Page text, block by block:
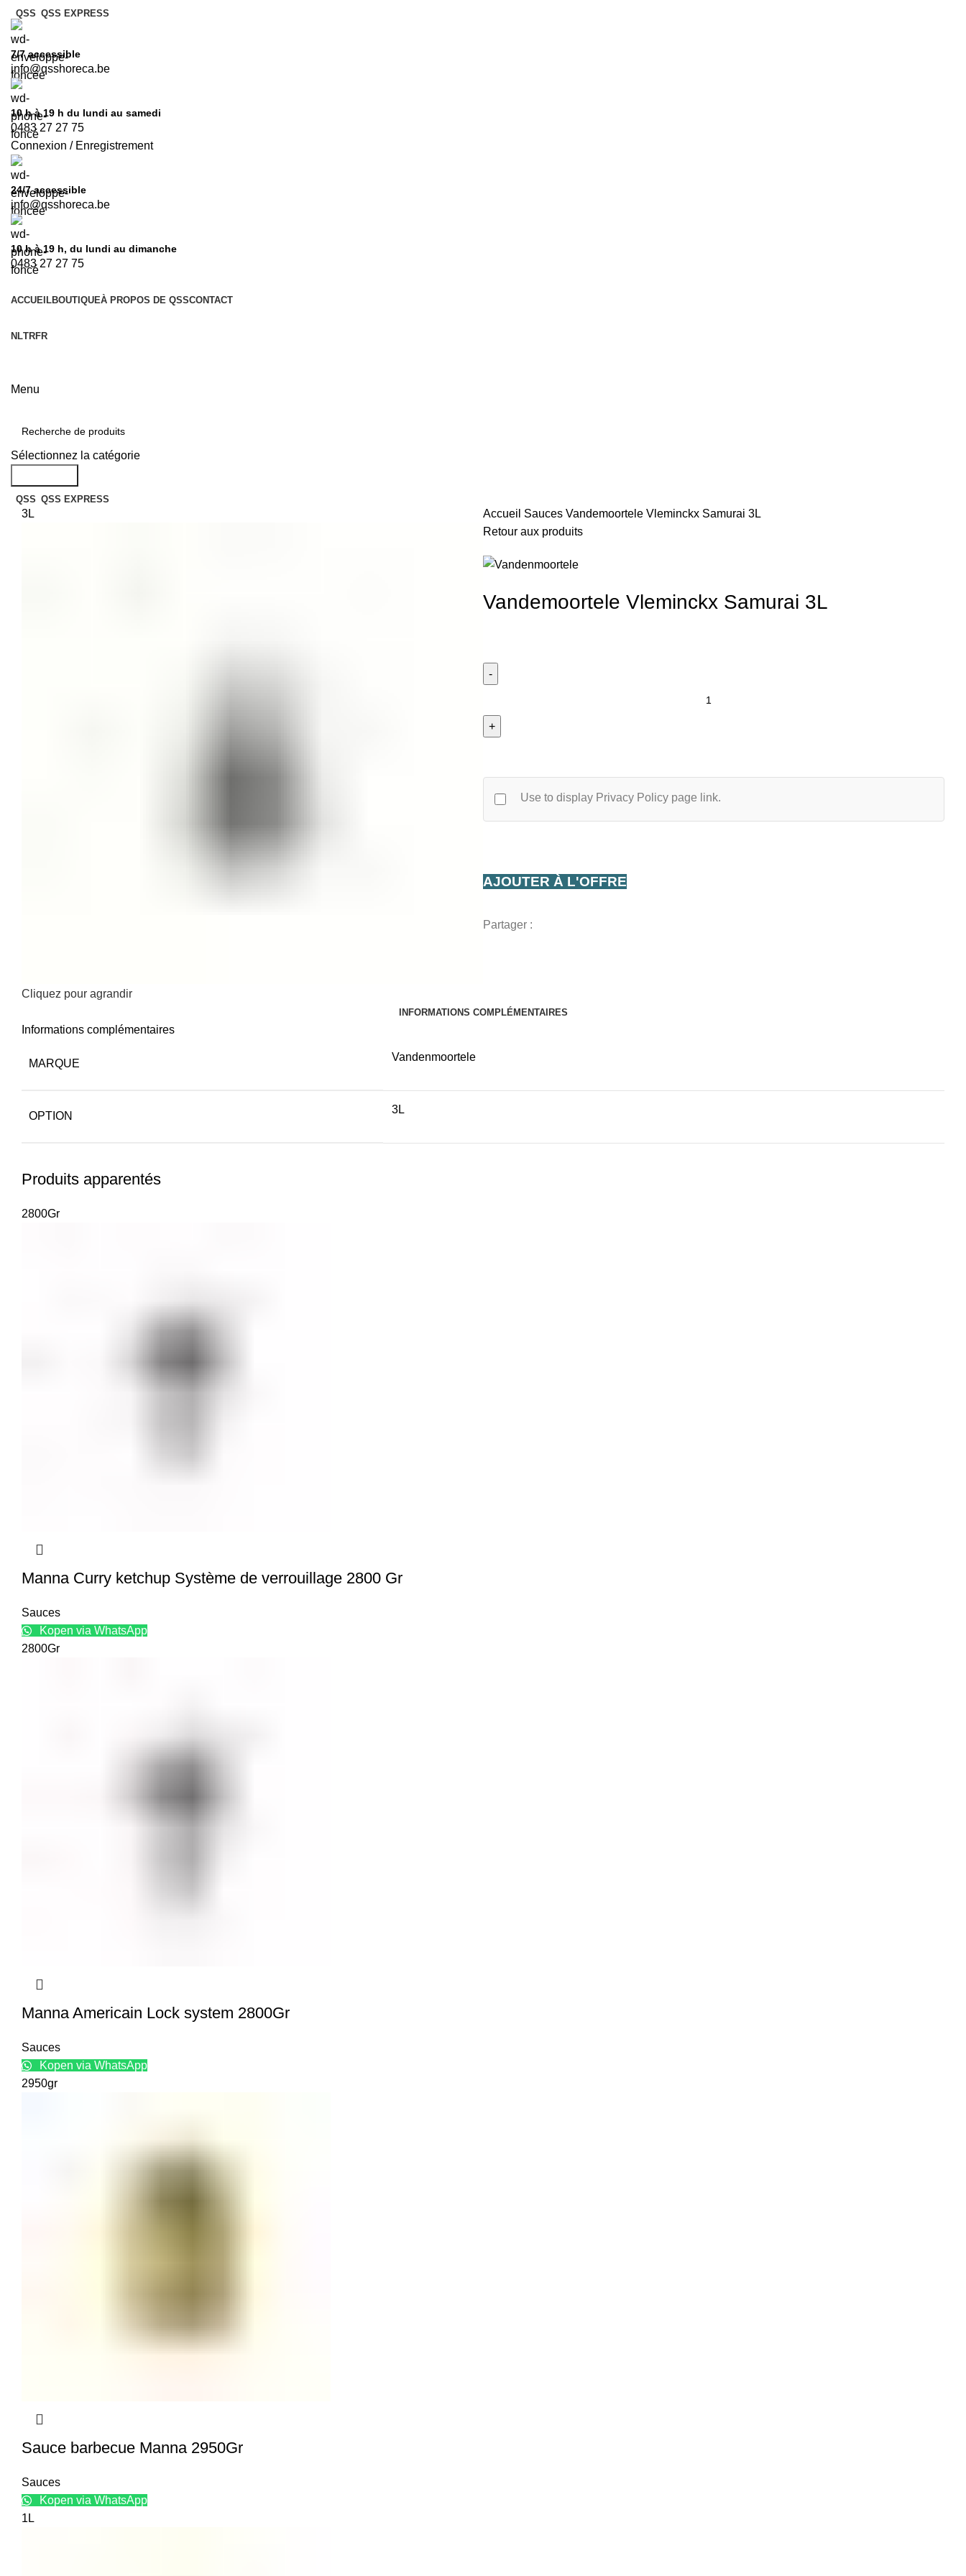
QSS QSS EXPRESS
7/7accessible
info@qsshoreca.be
10 h à 19 h du lundi au samedi
0483 27 27 75
Connexion / Enregistrement
24/7accessible
info@qsshoreca.be
10 h à 19 h, du lundi au dimanche
0483 27 27 75
ACCUEILBOUTIQUEÀ PROPOS DE QSSCONTACT
NLTRFR
Menu
Sélectionnez la catégorie
QSS QSS EXPRESS
3L
Cliquez pour agrandir
Accueil Sauces Vandemoortele Vleminckx Samurai 3L
Retour aux produits
Vandemoortele Vleminckx Samurai 3L
Vandemoortele
Use to display Privacy Policy page link.
AJOUTER À L'OFFRE
Partager :
INFORMATIONS COMPLÉMENTAIRES
Informations complémentaires
MARQUE
Vandenmoortele
OPTION
3L
Produits apparentés
2800Gr
Manna Curry ketchup Système de verrouillage 2800 Gr
Sauces
Kopen via WhatsApp
2800Gr
Manna Americain Lock system 2800Gr
Sauces
Kopen via WhatsApp
2950gr
Sauce barbecue Manna 2950Gr
Sauces
Kopen via WhatsApp
1L